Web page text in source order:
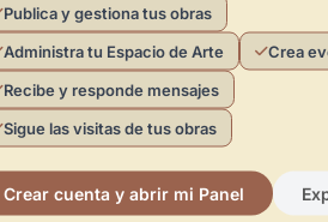
Arte Marmurán
×
Publica y gestiona tus obras
Administra tu Espacio de Arte
Crea
Recibe y responde mensajes
Sigue las visitas de tus obras
Crear cuenta y abrir mi Panel